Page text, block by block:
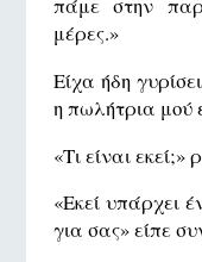
μέρες.»
Είχα ήδη
η πωλήτρια μού
«Τι είναι εκεί;»
«Εκεί υπάρχει
για σας» είπε